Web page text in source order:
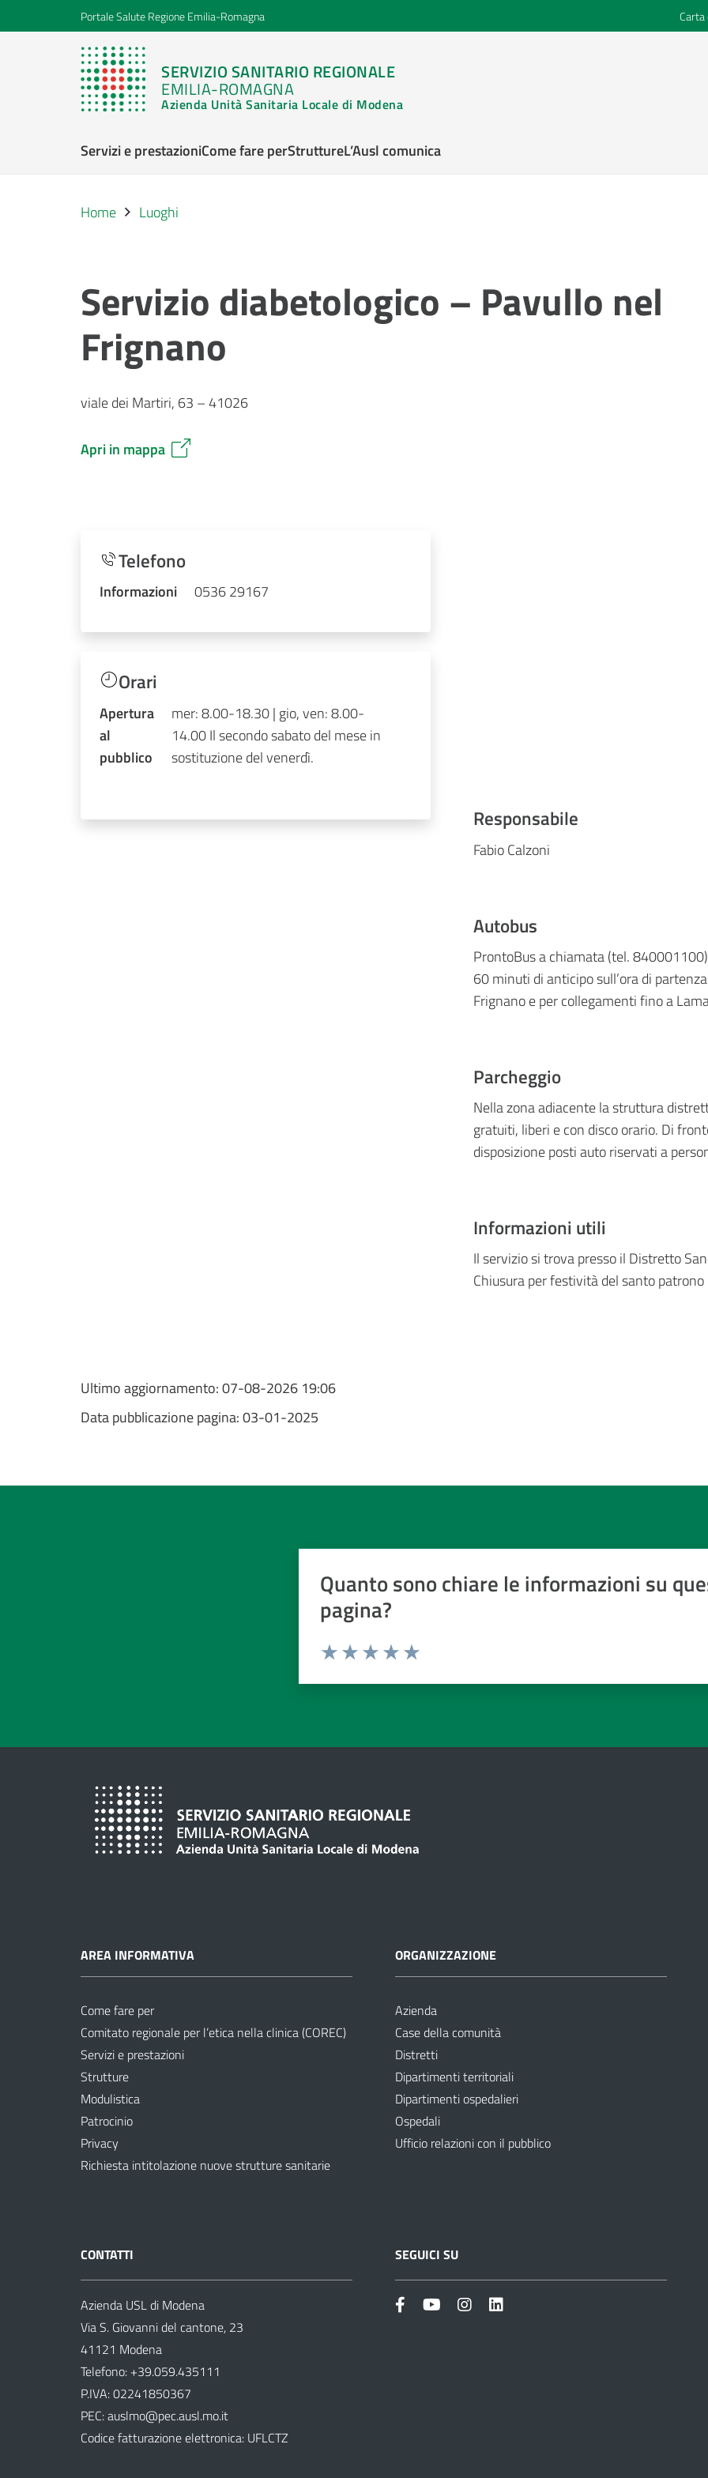
Portale Salute Regione Emilia-Romagna Carta
SERVIZIO SANITARIO REGIONALE
EMILIA-ROMAGNA
Azienda Unità Sanitaria Locale di Modena
Servizi e prestazioniCome fare perStruttureL’Ausl comunica
Home Luoghi
Servizio diabetologico – Pavullo nel
Frignano
viale dei Martiri, 63 – 41026
Apri in mappa
Telefono
Informazioni 0536 29167
Orari
Apertura
al
pubblico
mer: 8.00-18.30 | gio, ven: 8.00-
14.00 Il secondo sabato del mese in
sostituzione del venerdì.
Responsabile
Fabio Calzoni
Autobus
ProntoBus a chiamata (tel.
60 minuti di anticipo sull’ora di
Frignano e per collegamenti fino a
Parcheggio
Nella zona adiacente la struttura
gratuiti, liberi e con disco orario. Di
disposizione posti auto riservati a
Informazioni utili
Il servizio si trova presso il Distretto
Chiusura per festività del santo
Ultimo aggiornamento:07-08-2026 19:06
Data pubblicazione pagina:03-01-2025
Quanto sono chiare le informazioni su
pagina?
Valuta da 1 a 5 stelle
AREA INFORMATIVA
Come fare per
Comitato regionale per l’etica nella clinica (COREC)
Servizi e prestazioni
Strutture
Modulistica
Patrocinio
Privacy
Richiesta intitolazione nuove strutture sanitarie
ORGANIZZAZIONE
Azienda
Case della comunità
Distretti
Dipartimenti territoriali
Dipartimenti ospedalieri
Ospedali
Ufficio relazioni con il pubblico
CONTATTI
Azienda USL di Modena
Via S. Giovanni del cantone, 23
41121 Modena
Telefono: +39.059.435111
P.IVA: 02241850367
PEC:auslmo@pec.ausl.mo.it
Codice fatturazione elettronica: UFLCTZ
SEGUICI SU